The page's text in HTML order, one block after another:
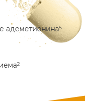
адеметионина5
2